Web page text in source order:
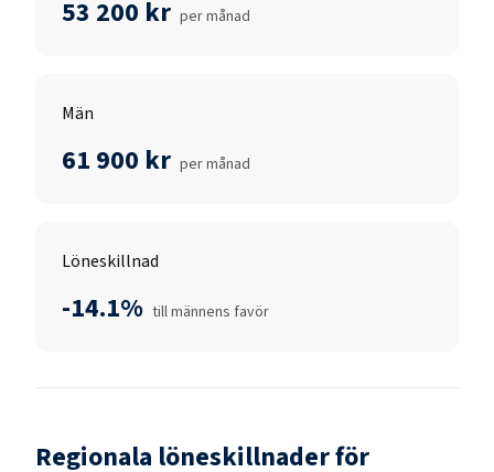
53 200 kr per månad
Män
61 900 kr per månad
Löneskillnad
-14.1% till männens favör
Regionala löneskillnader för